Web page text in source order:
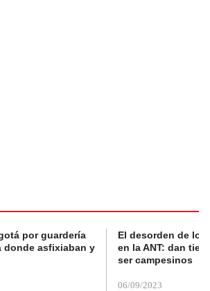
por guardería
donde asfixiaban y
El desorden de
en la ANT: dan
ser campesinos
06/09/2023